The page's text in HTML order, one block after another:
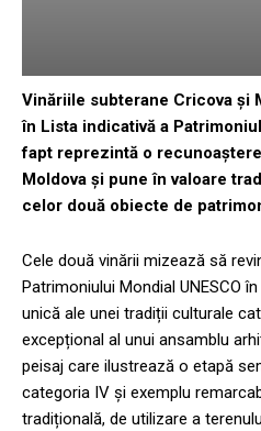
Vinăriile subterane Cricova și
în Lista indicativă a
fapt reprezintă o
Moldova și pune în valoare
celor două obiecte de
Cele două vinării mizează să
Patrimoniului Mondial UNESCO
unică ale unei tradiții culturale
excepțional al unui ansamblu
peisaj care ilustrează o etapă
categoria IV și exemplu
tradițională, de utilizare a